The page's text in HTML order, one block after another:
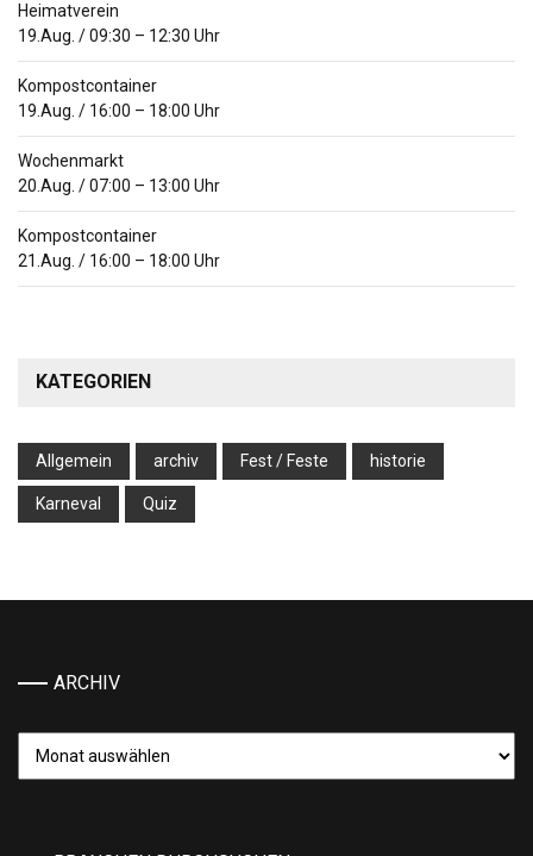
Heimatverein
19.Aug. /09:30 – 12:30 Uhr
Kompostcontainer
19.Aug. / 16:00 – 18:00 Uhr
Wochenmarkt
20.Aug. /07:00 – 13:00 Uhr
Kompostcontainer
21.Aug. / 16:00 – 18:00 Uhr
KATEGORIEN
Allgemein archiv Fest / Feste historie
Karneval Quiz
ARCHIV